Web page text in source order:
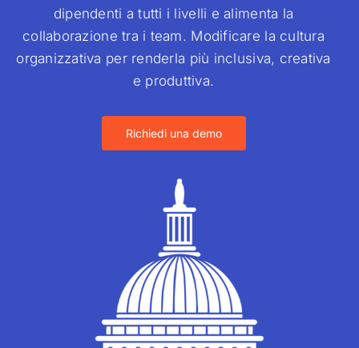
dipendenti a tutti i livelli e alimenta la
collaborazione tra i team. Modificare la cultura
organizzativa per renderla più inclusiva, creativa
e produttiva.
Richiedi una demo